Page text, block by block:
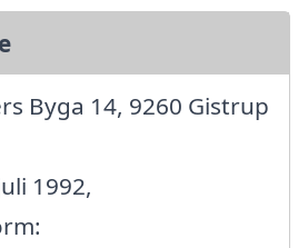
Byga 14, 9260 Gistrup
1992,